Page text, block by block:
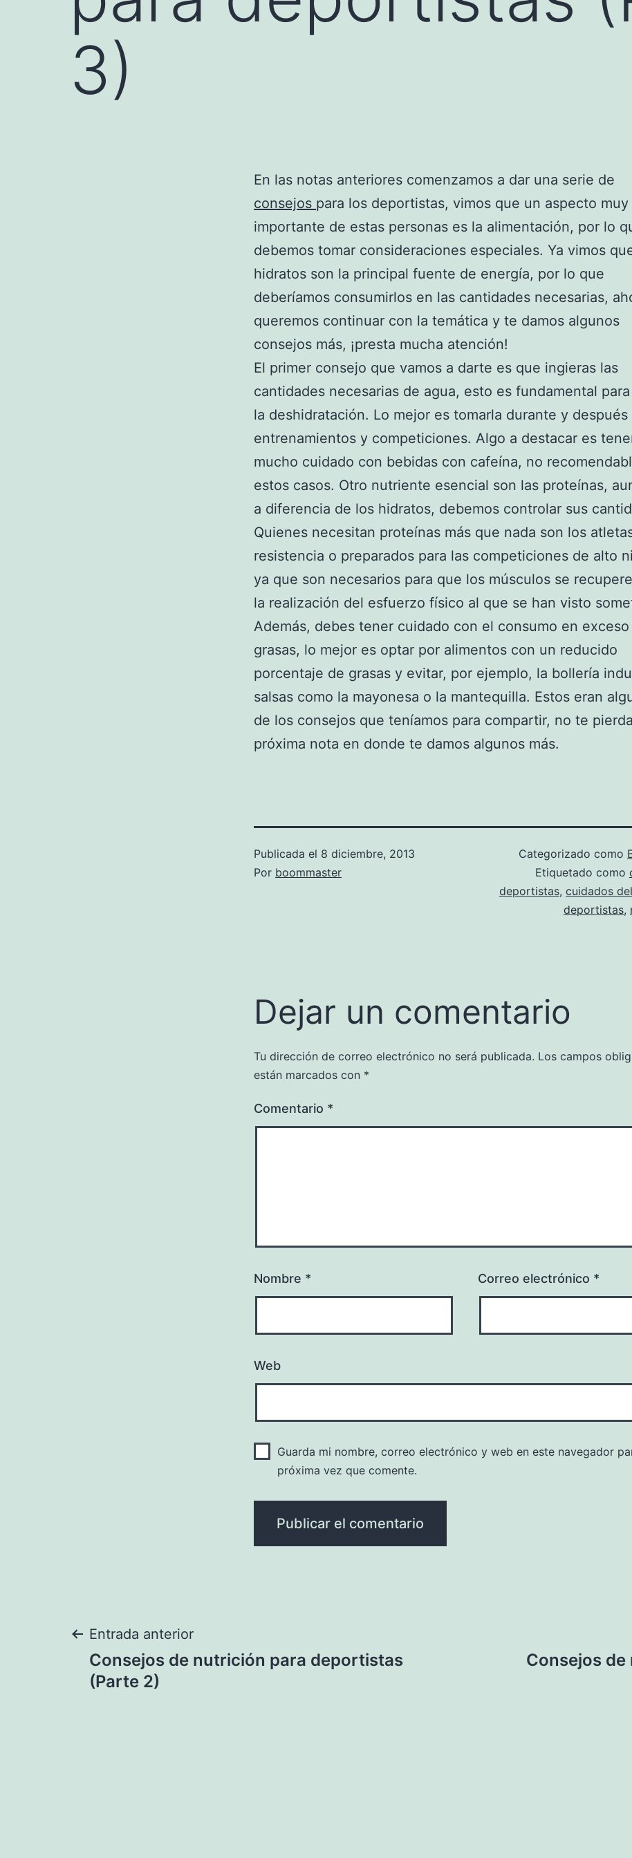
3)
En las notas anteriores comenzamos a dar una serie de
consejos para los deportistas, vimos que un aspecto muy
importante de estas personas es la alimentación, por lo
debemos tomar consideraciones especiales. Ya vimos
hidratos son la principal fuente de energía, por lo que
deberíamos consumirlos en las cantidades necesarias,
queremos continuar con la temática y te damos algunos
consejos más, ¡presta mucha atención!
El primer consejo que vamos a darte es que ingieras las
cantidades necesarias de agua, esto es fundamental
la deshidratación. Lo mejor es tomarla durante y después
entrenamientos y competiciones. Algo a destacar es
mucho cuidado con bebidas con cafeína, no
estos casos. Otro nutriente esencial son las proteínas,
a diferencia de los hidratos, debemos controlar sus
Quienes necesitan proteínas más que nada son los
resistencia o preparados para las competiciones de alto
ya que son necesarios para que los músculos se
la realización del esfuerzo físico al que se han visto
Además, debes tener cuidado con el consumo en exceso
grasas, lo mejor es optar por alimentos con un reducido
porcentaje de grasas y evitar, por ejemplo, la bollería
salsas como la mayonesa o la mantequilla. Estos eran
de los consejos que teníamos para compartir, no te
próxima nota en donde te damos algunos más.
Publicada el 8 diciembre, 2013
Por boommaster
Categorizado como
Etiquetado como
deportistas, cuidados
deportistas,
Dejar un comentario
Tu dirección de correo electrónico no será publicada. Los campos
están marcados con *
Comentario *
Nombre * Correo electrónico *
Web
Guarda mi nombre, correo electrónico y web en este navegador
próxima vez que comente.
Navegación
de
Entrada anterior
Consejos de nutrición para deportistas
(Parte 2)
Consejos